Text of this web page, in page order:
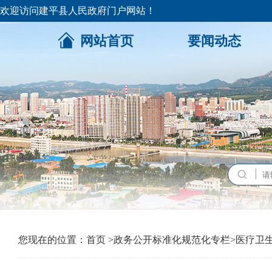
欢迎访问建平县人民政府门户网站！
网站首页 要闻动态
您现在的位置： 首页 >政务公开标准化规范化专栏>医疗卫